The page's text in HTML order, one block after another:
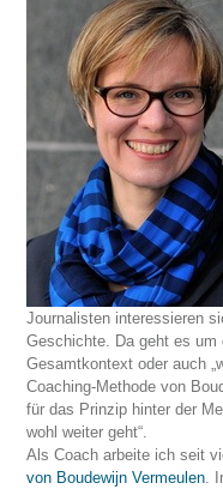
Journalisten interessieren
Geschichte. Da geht es um
Gesamtkontext oder auch
Coaching-Methode von
für das Prinzip hinter der
wohl weiter geht“.
Als Coach arbeite ich seit
von Boudewijn Vermeulen .